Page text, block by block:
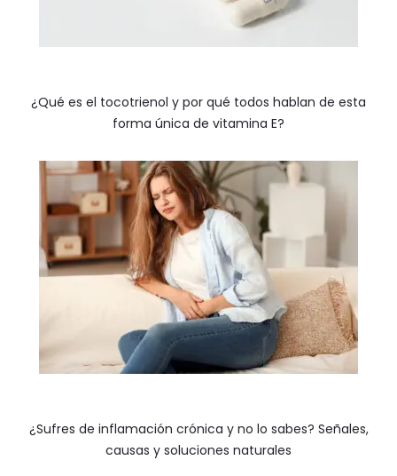
¿Qué es el tocotrienol y por qué todos hablan de esta
forma única de vitamina E?
¿Sufres de inflamación crónica y no lo sabes? Señales,
causas y soluciones naturales